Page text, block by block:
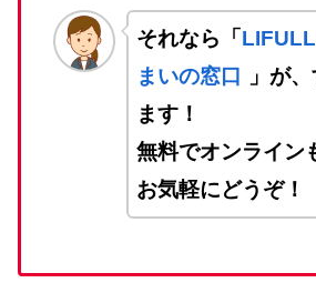
それなら「
まいの窓口
」が
ます！
無料でオンライン
お気軽にどうぞ！